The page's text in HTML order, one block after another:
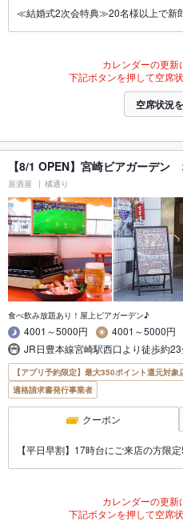
≪結婚式2次会特典≫20名様以上で新
カレンダーの更新
下記ボタンを押して空席
空席状況
【8/1 OPEN】宮崎ビアガーデン
居酒屋 橘通り
食べ飲み放題あり！屋上ビアガーデン♪
4001～5000円
4001～5000円
JR日豊本線宮崎駅西口より徒歩約
【アプリ予約限定】最大350ポイント還元対象
適格請求書発行事業者
クーポン
【平日早割】17時台にご来店の方限
カレンダーの更新
下記ボタンを押して空席